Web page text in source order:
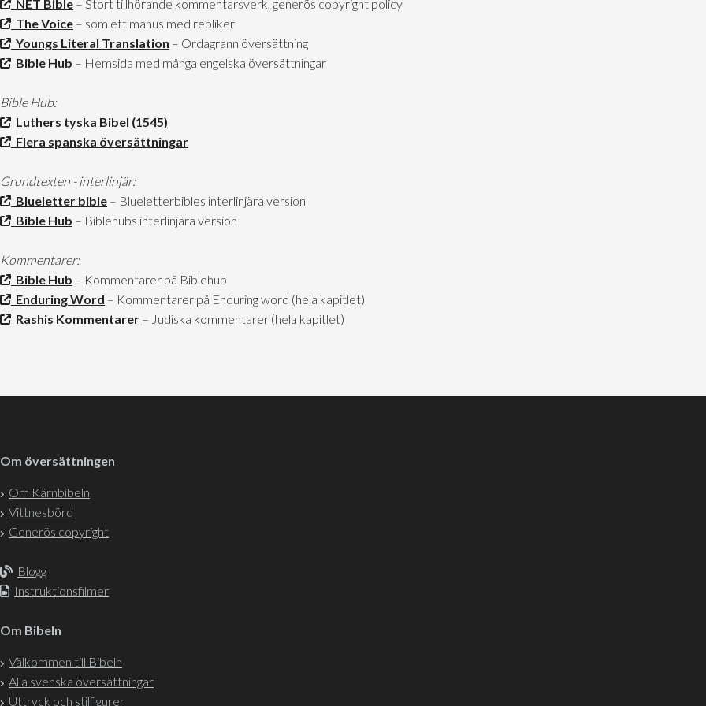
NET Bible – Stort tillhörande kommentarsverk, generös copyright policy
The Voice – som ett manus med repliker
Youngs Literal Translation – Ordagrann översättning
Bible Hub – Hemsida med många engelska översättningar
Bible Hub:
Luthers tyska Bibel (1545)
Flera spanska översättningar
Grundtexten - interlinjär:
Blueletter bible – Blueletterbibles interlinjära version
Bible Hub – Biblehubs interlinjära version
Kommentarer:
Bible Hub – Kommentarer på Biblehub
Enduring Word – Kommentarer på Enduring word (hela kapitlet)
Rashis Kommentarer – Judiska kommentarer (hela kapitlet)
Om översättningen
Om Kärnbibeln
Vittnesbörd
Generös copyright
Blogg
Instruktionsfilmer
Om Bibeln
Välkommen till Bibeln
Alla svenska översättningar
Uttryck och stilfigurer